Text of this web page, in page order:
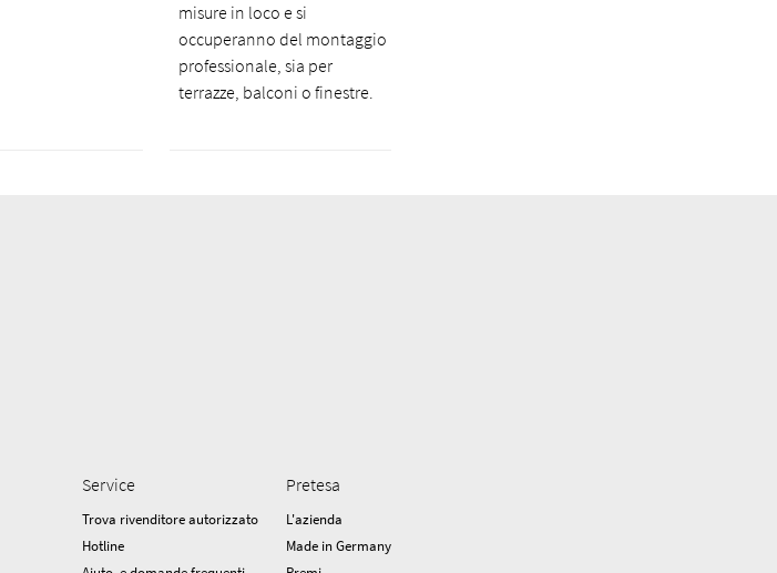
misure in loco e si
occuperanno del montaggio
professionale, sia per
terrazze, balconi o finestre.
Service
Trova rivenditore autorizzato
Hotline
Pretesa
L'azienda
Made in Germany